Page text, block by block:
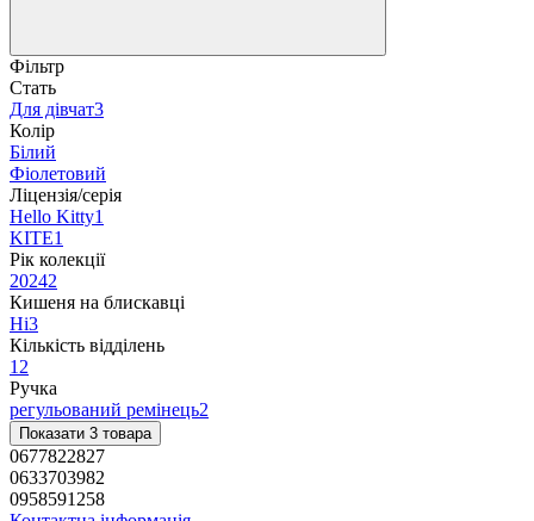
Фільтр
Стать
Для дівчат3
Колір
Білий
Фіолетовий
Ліцензія/серія
Hello Kitty1
KITE1
Рік колекції
20242
Кишеня на блискавці
Ні3
Кількість відділень
1 2
Ручка
регульований ремінець2
Показати 3 товара
0677822827
0633703982
0958591258